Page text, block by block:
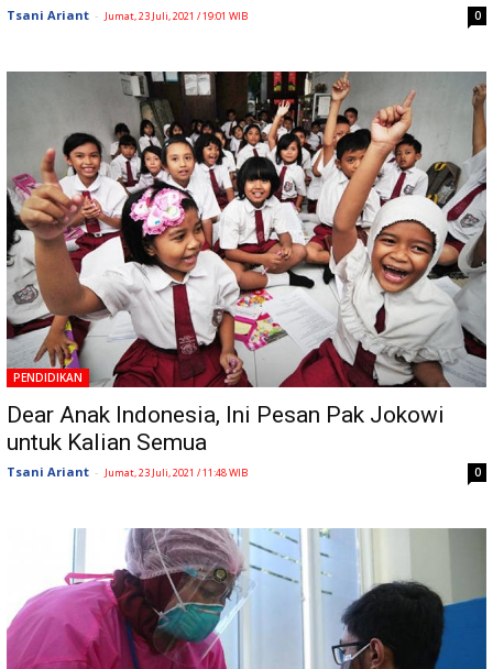
Tsani Ariant - Jumat, 23 Juli, 2021 / 19:01 WIB 0
PENDIDIKAN
Dear Anak Indonesia, Ini Pesan Pak Jokowi
untuk Kalian Semua
Tsani Ariant - Jumat, 23 Juli, 2021 / 11:48 WIB 0